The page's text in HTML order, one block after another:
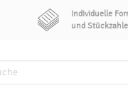
Individuelle
und